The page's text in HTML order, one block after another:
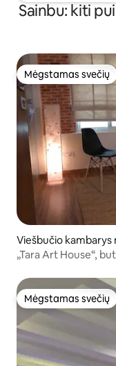
Sainbu: kiti
Mėgstamas svečių
Mėgstamas svečių
Viešbučio
„Tara Art House“,
Mėgstamas svečių
Mėgstamas svečių